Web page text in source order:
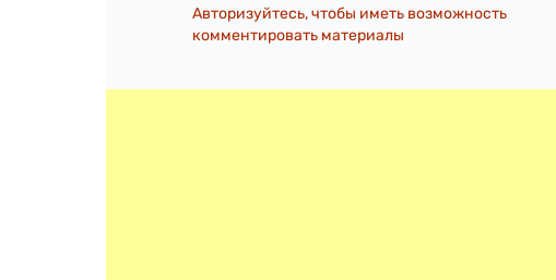
Авторизуйтесь, чтобы иметь возможность
комментировать материалы